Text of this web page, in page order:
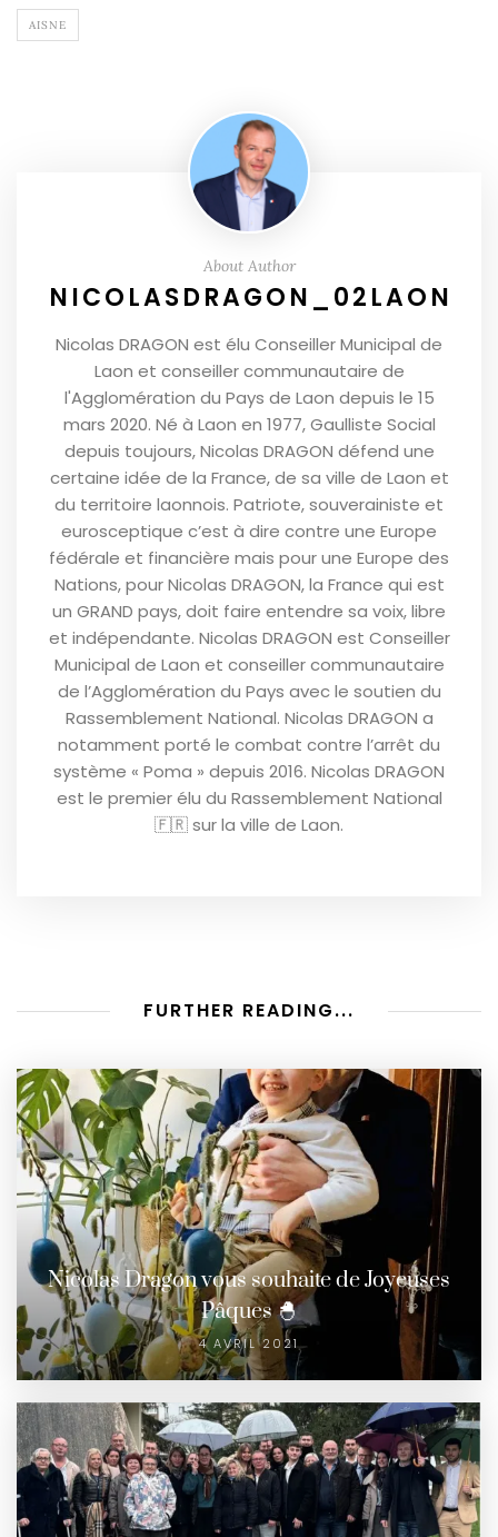
AISNE
About Author
NICOLASDRAGON_02LAON
Nicolas DRAGON est élu Conseiller Municipal de
Laon et conseiller communautaire de
l'Agglomération du Pays de Laon depuis le 15
mars 2020. Né à Laon en 1977, Gaulliste Social
depuis toujours, Nicolas DRAGON défend une
certaine idée de la France, de sa ville de Laon et
du territoire laonnois. Patriote, souverainiste et
eurosceptique c’est à dire contre une Europe
fédérale et financière mais pour une Europe des
Nations, pour Nicolas DRAGON, la France qui est
un GRAND pays, doit faire entendre sa voix, libre
et indépendante. Nicolas DRAGON est Conseiller
Municipal de Laon et conseiller communautaire
de l’Agglomération du Pays avec le soutien du
Rassemblement National. Nicolas DRAGON a
notamment porté le combat contre l’arrêt du
système « Poma » depuis 2016. Nicolas DRAGON
est le premier élu du Rassemblement National
🇫🇷 sur la ville de Laon.
FURTHER READING...
Nicolas Dragon vous souhaite de Joyeuses
Pâques 🐣
4 AVRIL 2021